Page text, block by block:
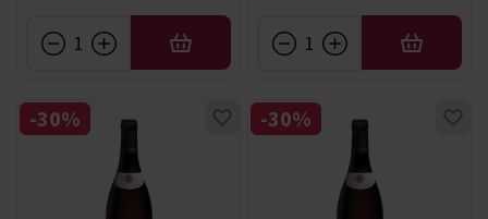
AÑADIR AÑADIR
-30% -30%